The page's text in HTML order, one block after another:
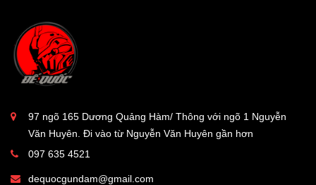
97 ngõ 165 Dương Quảng Hàm/ Thông với ngõ 1 Nguyễn
Văn Huyên. Đi vào từ Nguyễn Văn Huyên gần hơn
097 635 4521
dequocgundam@gmail.com